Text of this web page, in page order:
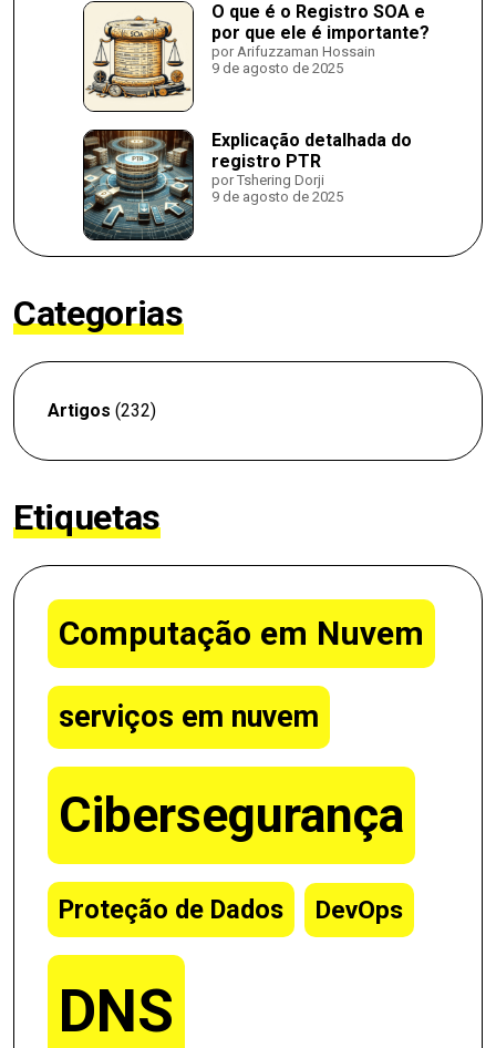
O que é o Registro SOA e
por que ele é importante?
por Arifuzzaman Hossain
9 de agosto de 2025
Explicação detalhada do
registro PTR
por Tshering Dorji
9 de agosto de 2025
Categorias
Artigos (232)
Etiquetas
Computação em Nuvem
serviços em nuvem
Cibersegurança
Proteção de Dados DevOps
DNS